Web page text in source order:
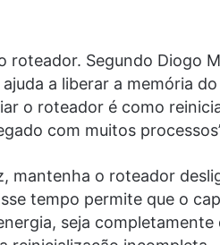
roteador. Segundo Diogo
a liberar a memória
o roteador é como
com muitos
mantenha o roteador
tempo permite que o
seja completamente